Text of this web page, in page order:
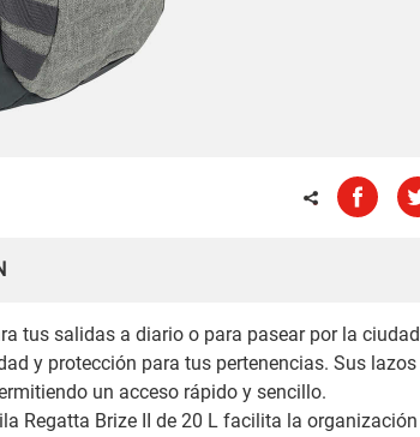
tus salidas a diario o para pasear por la
y protección para tus pertenencias. Sus lazos
un acceso rápido y sencillo.
Regatta Brize II de 20 L facilita la